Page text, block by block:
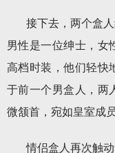
接下去，两个盒
男性是一位绅士，女
高档时装，他们轻快
于前一个男盒人，两
微颔首，宛如皇室成
情侣盒人再次触